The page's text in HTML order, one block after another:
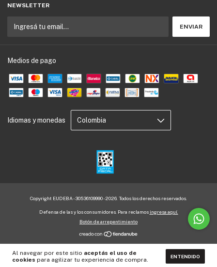
Al navegar por este sitio aceptás el uso de
cookies para agilizar tu experiencia de compra. ENTENDIDO
NEWSLETTER
Medios de pago
Idiomas y monedas
Copyright EUDEBA - 30536109990 - 2026. Todos los derechos reservados.
Defensa de las y los consumidores. Para reclamos ingresa aquí.
Botón de arrepentimiento